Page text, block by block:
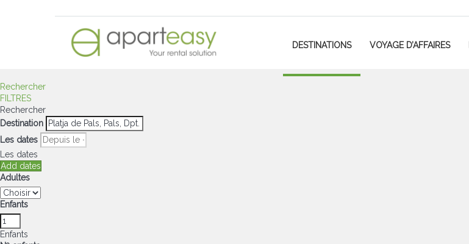
DESTINATIONS VOYAGE D’AFFAIRES
Rechercher
FILTRES
Rechercher
Destination
Les dates
Les dates
Add dates
Adultes
Enfants
Enfants